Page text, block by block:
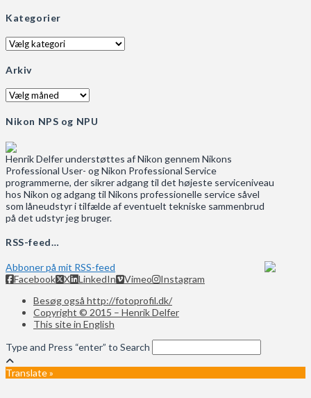
Kategorier
Kategorier
Arkiv
Arkiv
Nikon NPS og NPU
Henrik Delfer understøttes af Nikon gennem Nikons
Professional User- og Nikon Professional Service
programmerne, der sikrer adgang til det højeste serviceniveau
hos Nikon og adgang til Nikons professionelle service såvel
som låneudstyr i tilfælde af eventuelt tekniske sammenbrud
på det udstyr jeg bruger.
RSS-feed…
Abboner på mit RSS-feed
Facebook
X LinkedIn Vimeo
Instagram
Besøg også http://fotoprofil.dk/
Copyright © 2015 – Henrik Delfer
This site in English
Type and Press “enter” to Search
Translate »